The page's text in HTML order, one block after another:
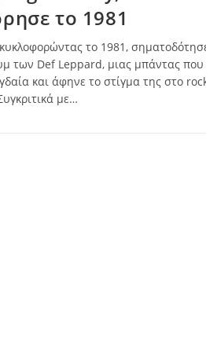
το 1981
το 1981,
των Def Leppard, μιας μπάντας που
και άφηνε το στίγμα της στο
με…